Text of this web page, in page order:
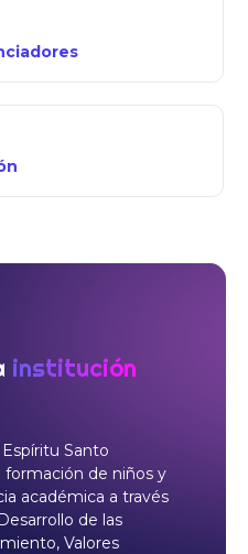
institución
Santo
de niños y
académica a través
de las
Valores